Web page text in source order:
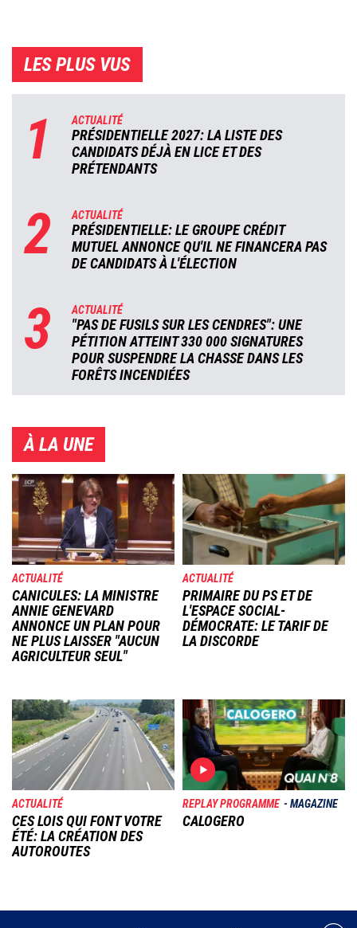
LES PLUS VUS
1 ACTUALITÉ
PRÉSIDENTIELLE 2027: LA LISTE DES
CANDIDATS DÉJÀ EN LICE ET DES
PRÉTENDANTS
2 ACTUALITÉ
PRÉSIDENTIELLE: LE GROUPE CRÉDIT
MUTUEL ANNONCE QU'IL NE FINANCERA PAS
DE CANDIDATS À L'ÉLECTION
3 ACTUALITÉ
"PAS DE FUSILS SUR LES CENDRES": UNE
PÉTITION ATTEINT 330 000 SIGNATURES
POUR SUSPENDRE LA CHASSE DANS LES
FORÊTS INCENDIÉES
À LA UNE
Image
ACTUALITÉ
CANICULES: LA MINISTRE
ANNIE GENEVARD
ANNONCE UN PLAN POUR
NE PLUS LAISSER "AUCUN
AGRICULTEUR SEUL"
Image
ACTUALITÉ
PRIMAIRE DU PS ET DE
L'ESPACE SOCIAL-
DÉMOCRATE: LE TARIF DE
LA DISCORDE
Image
ACTUALITÉ
CES LOIS QUI FONT VOTRE
ÉTÉ: LA CRÉATION DES
AUTOROUTES
Image
REPLAY PROGRAMME MAGAZINE
CALOGERO